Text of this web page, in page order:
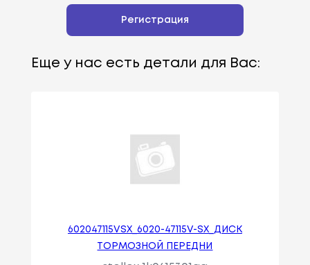
Регистрация
Еще у нас есть детали для Вас:
602047115VSX_6020-47115V-SX_ДИСК
ТОРМОЗНОЙ ПЕРЕДНИ